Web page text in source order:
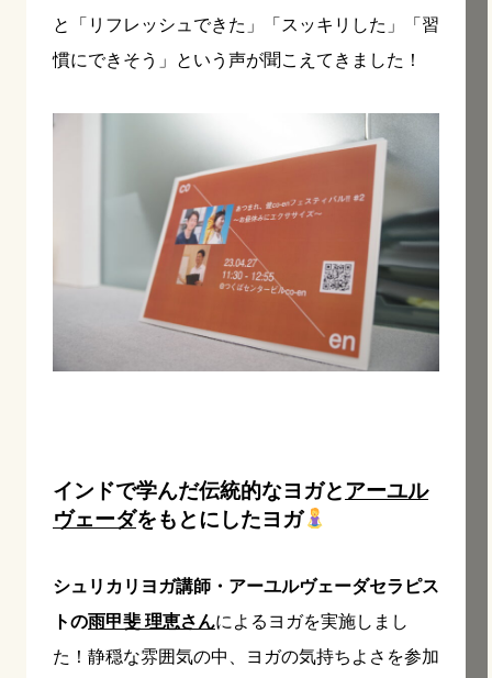
と「リフレッシュできた」「スッキリした」「習
慣にできそう」という声が聞こえてきました！
インドで学んだ伝統的なヨガとアーユル
ヴェーダをもとにしたヨガ
シュリカリヨガ講師・アーユルヴェーダセラピス
トの雨甲斐 理恵さんによるヨガを実施しまし
た！静穏な雰囲気の中、ヨガの気持ちよさを参加